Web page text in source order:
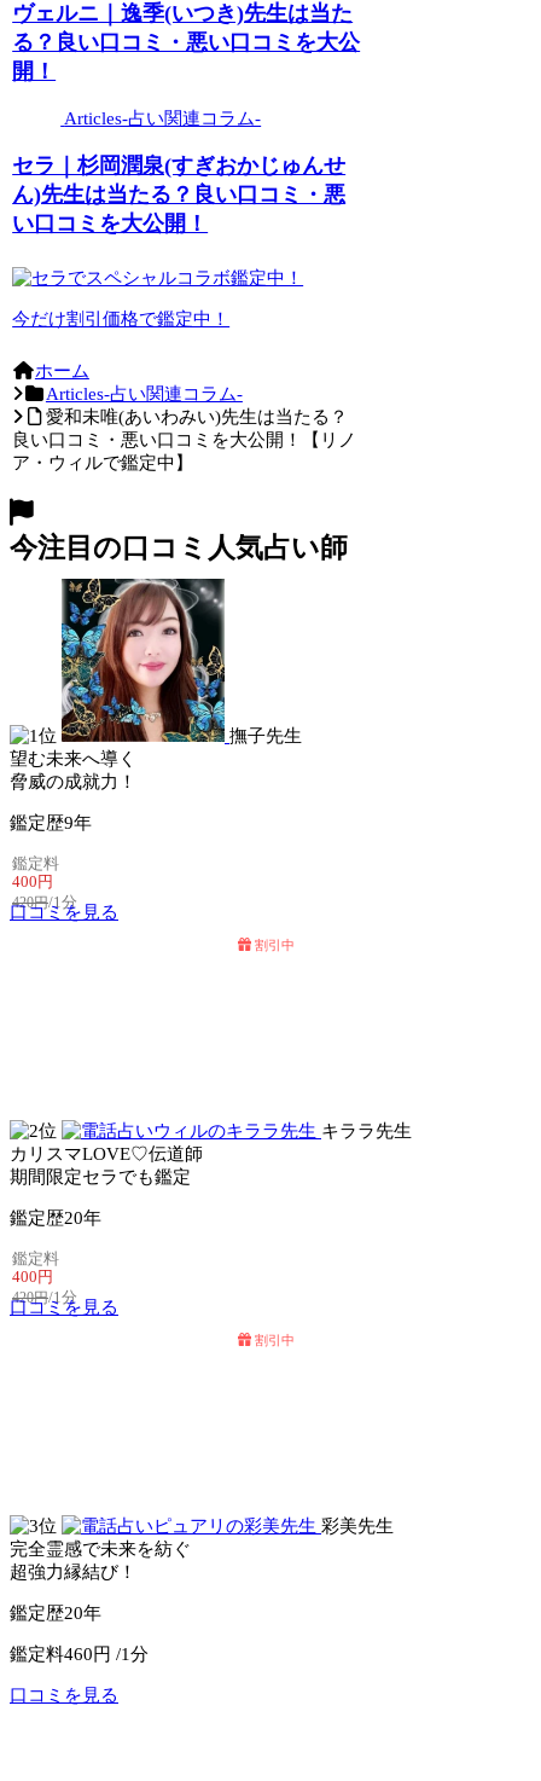
ヴェルニ｜逸季(いつき)先生は当た
る？良い口コミ・悪い口コミを大公
開！
Articles-占い関連コラム-
セラ｜杉岡潤泉(すぎおかじゅんせ
ん)先生は当たる？良い口コミ・悪
い口コミを大公開！
今だけ割引価格で鑑定中！
ホーム
Articles-占い関連コラム-
愛和未唯(あいわみい)先生は当たる？
良い口コミ・悪い口コミを大公開！【リノ
ア・ウィルで鑑定中】
今注目の口コミ人気占い師
撫子先生
望む未来へ導く
脅威の成就力！
鑑定歴9年
鑑定料
400円
420円/1分
口コミを見る
割引中
キララ先生
カリスマLOVE♡伝道師
期間限定セラでも鑑定
鑑定歴20年
鑑定料
400円
420円/1分
口コミを見る
割引中
彩美先生
完全霊感で未来を紡ぐ
超強力縁結び！
鑑定歴20年
鑑定料460円 /1分
口コミを見る